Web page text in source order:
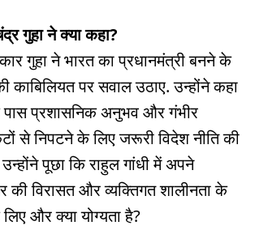
गुहा ने क्या कहा?
गुहा ने भारत का प्रधानमंत्री बनने के
काबिलियत पर सवाल उठाए. उन्होंने कहा
पास प्रशासनिक अनुभव और गंभीर
से निपटने के लिए जरूरी विदेश नीति की
पूछा कि राहुल गांधी में अपने
की विरासत और व्यक्तिगत शालीनता के
और क्या योग्यता है?